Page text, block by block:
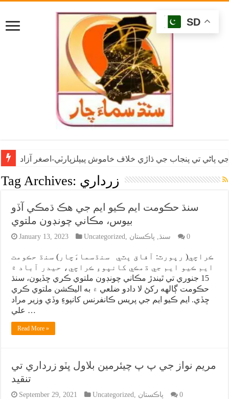
پاڻي تي پنجاب جي ڌاڙي خلاف خاموش پيپلزپارٽي-اصغر آزاد
Tag Archives: زرداري
سنڌ حڪومت ايم ڪيو ايم جي هڪ ڌمڪي آڏو
بيوس، مڪاني چونڊون ملتوي
January 13, 2023 Uncategorized, سنڌ, پاڪستان 0
ڪراچي( رپورٽ: آفاق ڀٽي سنڌسماءَچار) سنڌ حڪومت
ايم ڪيو ايم جي ڌمڪي کانپوءِ ڪراچي، حيدر آباد ۾
15 جنوري تي ٿيندڙ مڪاني چونڊون ملتوي ڪري ڇڏيون، سنڌ
حڪومت ڳالهه رکڻ لا دادو ضلعي ۾ به اليڪشن ملتوي ڪري
ڇڏي. ايم ڪيو ايم جي پريس ڪانفرنس کانپوءِ وڏي وزير مراد
علي …
Read More »
مريم نواز جي پ پ چيئرمين بلاول ڀٽو زرداري تي
تنقيد
September 29, 2021 Uncategorized, پاڪستان 0
SD